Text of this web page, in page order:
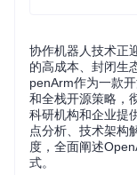
协作机器人技术正
的高成本、封闭生
penArm作为一款
和全栈开源策略，
科研机构和企业提
点分析、技术架构
度，全面阐述
式。